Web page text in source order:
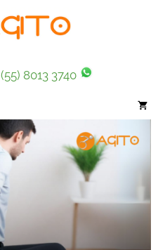
(55) 8013 3740